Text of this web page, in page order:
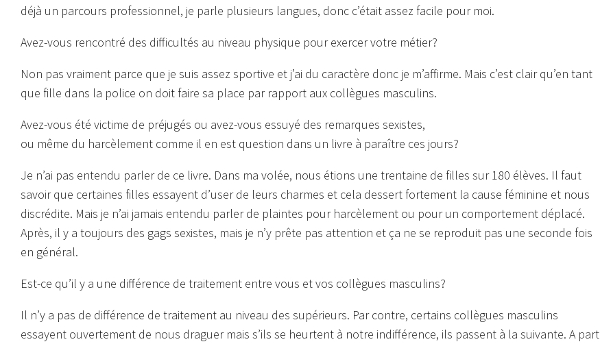
déjà un parcours professionnel, je parle plusieurs langues, donc c’était assez facile pour moi.
Avez-vous rencontré des difficultés au niveau physique pour exercer votre métier?
Non pas vraiment parce que je suis assez sportive et j’ai du caractère donc je m’affirme. Mais c’est clair qu’en tant
que fille dans la police on doit faire sa place par rapport aux collègues masculins.
Avez-vous été victime de préjugés ou avez-vous essuyé des remarques sexistes,
ou même du harcèlement comme il en est question dans un livre à paraître ces jours?
Je n’ai pas entendu parler de ce livre. Dans ma volée, nous étions une trentaine de filles sur 180 élèves. Il faut
savoir que certaines filles essayent d’user de leurs charmes et cela dessert fortement la cause féminine et nous
discrédite. Mais je n’ai jamais entendu parler de plaintes pour harcèlement ou pour un comportement déplacé.
Après, il y a toujours des gags sexistes, mais je n’y prête pas attention et ça ne se reproduit pas une seconde fois
en général.
Est-ce qu’il y a une différence de traitement entre vous et vos collègues masculins?
Il n’y a pas de différence de traitement au niveau des supérieurs. Par contre, certains collègues masculins
essayent ouvertement de nous draguer mais s’ils se heurtent à notre indifférence, ils passent à la suivante. A part